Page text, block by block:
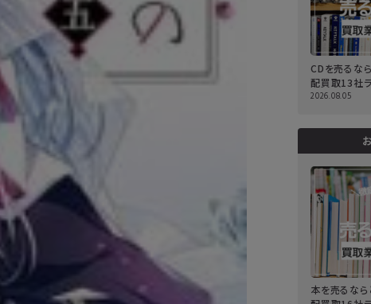
CDを売るな
配買取13社
2026.08.05
本を売るなら